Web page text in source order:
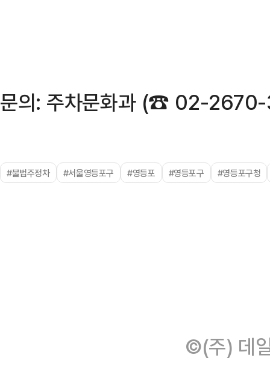
문의: 주차문화과 (☎ 02-
#불법주정차 #서울영등포구 #영등포 #영등포구 #영등포구청
©(주) 데